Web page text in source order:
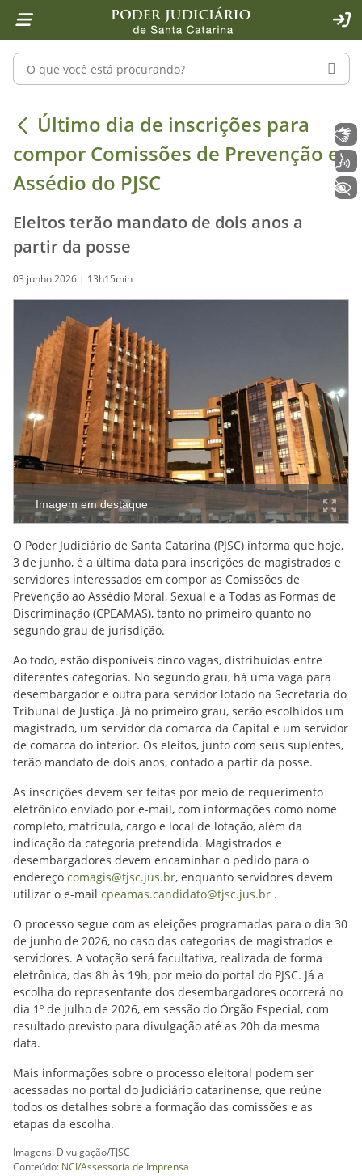
1 Ir para o conteúdo
2 Ir para a ferramenta de acessibilidade - Rybená
4 Ir para o menu principal
5 Ir para a pesquisa
6 Ir para o rodapé
7 Ir para a página inicial
Pesquisar no portal
Último dia de inscrições para
Último dia de inscrições para
compor Comissões de Prevenção e
Assédio do PJSC
Eleitos terão mandato de dois anos a
partir da posse
03 junho 2026 | 13h15min
Imagem em destaque
O Poder Judiciário de Santa Catarina (PJSC) informa que hoje,
3 de junho, é a última data para inscrições de magistrados e
servidores interessados em compor as Comissões de
Prevenção ao Assédio Moral, Sexual e a Todas as Formas de
Discriminação (CPEAMAS), tanto no primeiro quanto no
segundo grau de jurisdição.
Ao todo, estão disponíveis cinco vagas, distribuídas entre
diferentes categorias. No segundo grau, há uma vaga para
desembargador e outra para servidor lotado na Secretaria do
Tribunal de Justiça. Já no primeiro grau, serão escolhidos um
magistrado, um servidor da comarca da Capital e um servidor
de comarca do interior. Os eleitos, junto com seus suplentes,
terão mandato de dois anos, contado a partir da posse.
As inscrições devem ser feitas por meio de requerimento
eletrônico enviado por e-mail, com informações como nome
completo, matrícula, cargo e local de lotação, além da
indicação da categoria pretendida. Magistrados e
desembargadores devem encaminhar o pedido para o
endereço comagis@tjsc.jus.br, enquanto servidores devem
utilizar o e-mail cpeamas.candidato@tjsc.jus.br .
O processo segue com as eleições programadas para o dia 30
de junho de 2026, no caso das categorias de magistrados e
servidores. A votação será facultativa, realizada de forma
eletrônica, das 8h às 19h, por meio do portal do PJSC. Já a
escolha do representante dos desembargadores ocorrerá no
dia 1º de julho de 2026, em sessão do Órgão Especial, com
resultado previsto para divulgação até as 20h da mesma
data.
Mais informações sobre o processo eleitoral podem ser
acessadas no portal do Judiciário catarinense, que reúne
todos os detalhes sobre a formação das comissões e as
etapas da escolha.
Imagens: Divulgação/TJSC
Conteúdo: NCI/Assessoria de Imprensa
Libras
Voz